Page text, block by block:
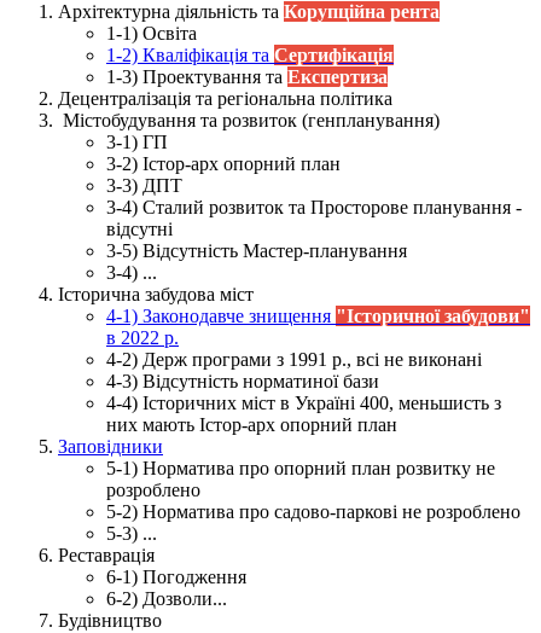
Архітектурна діяльність та Корупційна рента
1-1) Освіта
1-2) Кваліфікація та Сертифікація
1-3) Проектування та Експертиза
Децентралізація та регіональна політика
Містобудування та розвиток (генпланування)
3-1) ГП
3-2) Істор-арх опорний план
3-3) ДПТ
3-4) Сталий розвиток та Просторове планування -
відсутні
3-5) Відсутність Мастер-планування
3-4) ...
Історична забудова міст
4-1) Законодавче знищення "Історичної забудови"
в 2022 р.
4-2) Держ програми з 1991 р., всі не виконані
4-3) Відсутність норматиної бази
4-4) Історичних міст в Україні 400, меньшисть з
них мають Істор-арх опорний план
Заповідники
5-1) Норматива про опорний план розвитку не
розроблено
5-2) Норматива про садово-паркові не розроблено
5-3) ...
Реставрація
6-1) Погодження
6-2) Дозволи...
Будівництво